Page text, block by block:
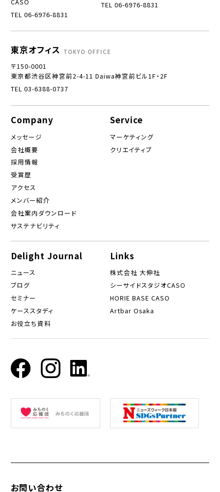
TEL 06-6976-8831
TEL 06-6976-8831
東京オフィス TOKYO OFFICE
〒150-0001
東京都渋谷区神宮前2-4-11 Daiwa神宮前ビル1F・2F
TEL 03-6388-0737
Company
メッセージ
会社概要
採用情報
受賞歴
アクセス
メンバー紹介
会社案内ダウンロード
サステナビリティ
Service
マーケティング
クリエイティブ
Delight Journal
ニュース
ブログ
セミナー
ケーススタディ
お役立ち資料
Links
株式会社 大伸社
シーサイドスタジオCASO
HORIE BASE CASO
Artbar Osaka
お問い合わせ